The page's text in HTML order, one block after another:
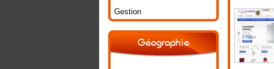
Gestion
Géographie